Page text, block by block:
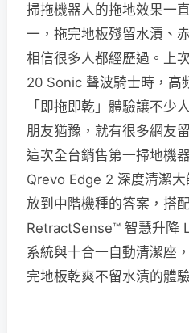
掃拖機器人的拖地效果一
一，拖完地板殘留水漬、
相信很多人都經歷過。上
20 Sonic 聲波騎士時，高
「即拖即乾」體驗讓不少
朋友猶豫，就有很多網友
這次全台銷售第一掃地機
Qrevo Edge 2 深度清潔
放到中階機種的答案，搭
RetractSense™ 智慧升降
系統與十合一自動清潔座
完地板乾爽不留水漬的體驗